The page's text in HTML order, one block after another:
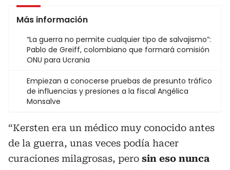
Más información
“La guerra no permite cualquier tipo de salvajismo”:
Pablo de Greiff, colombiano que formará comisión
ONU para Ucrania
Empiezan a conocerse pruebas de presunto tráfico
de influencias y presiones a la fiscal Angélica
Monsalve
“Kersten era un médico muy conocido antes
de la guerra, unas veces podía hacer
curaciones milagrosas, pero sin eso nunca